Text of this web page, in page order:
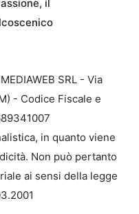
il
SRL - Via
- Codice Fiscale e
in quanto viene
Non può pertanto
ai sensi della legge